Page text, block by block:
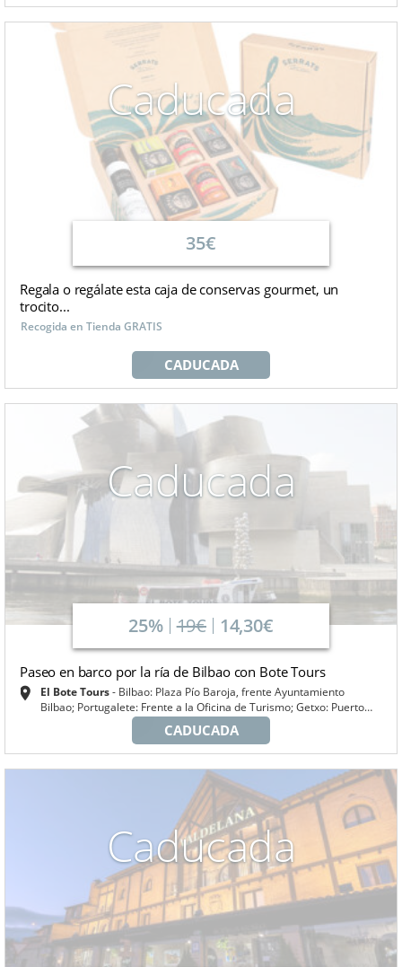
Caducada
35€
Regala o regálate esta caja de conservas gourmet, un
trocito...
Recogida en Tienda GRATIS
CADUCADA
Caducada
25% 19€ 14,30€
Paseo en barco por la ría de Bilbao con Bote Tours
El Bote Tours
Bilbao: Plaza Pío Baroja, frente Ayuntamiento
Bilbao; Portugalete: Frente a la Oficina de Turismo; Getxo: Puerto
Deportivo; Santurtzi: Puerto Deportivo de Santurtzi
CADUCADA
Caducada